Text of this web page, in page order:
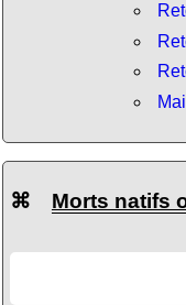
⌘ Morts natifs